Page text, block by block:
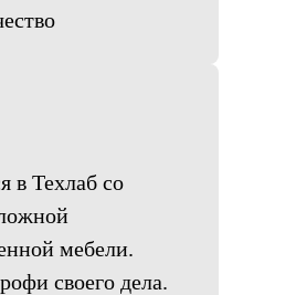
в Техлаб со
мебели.
своего дела.